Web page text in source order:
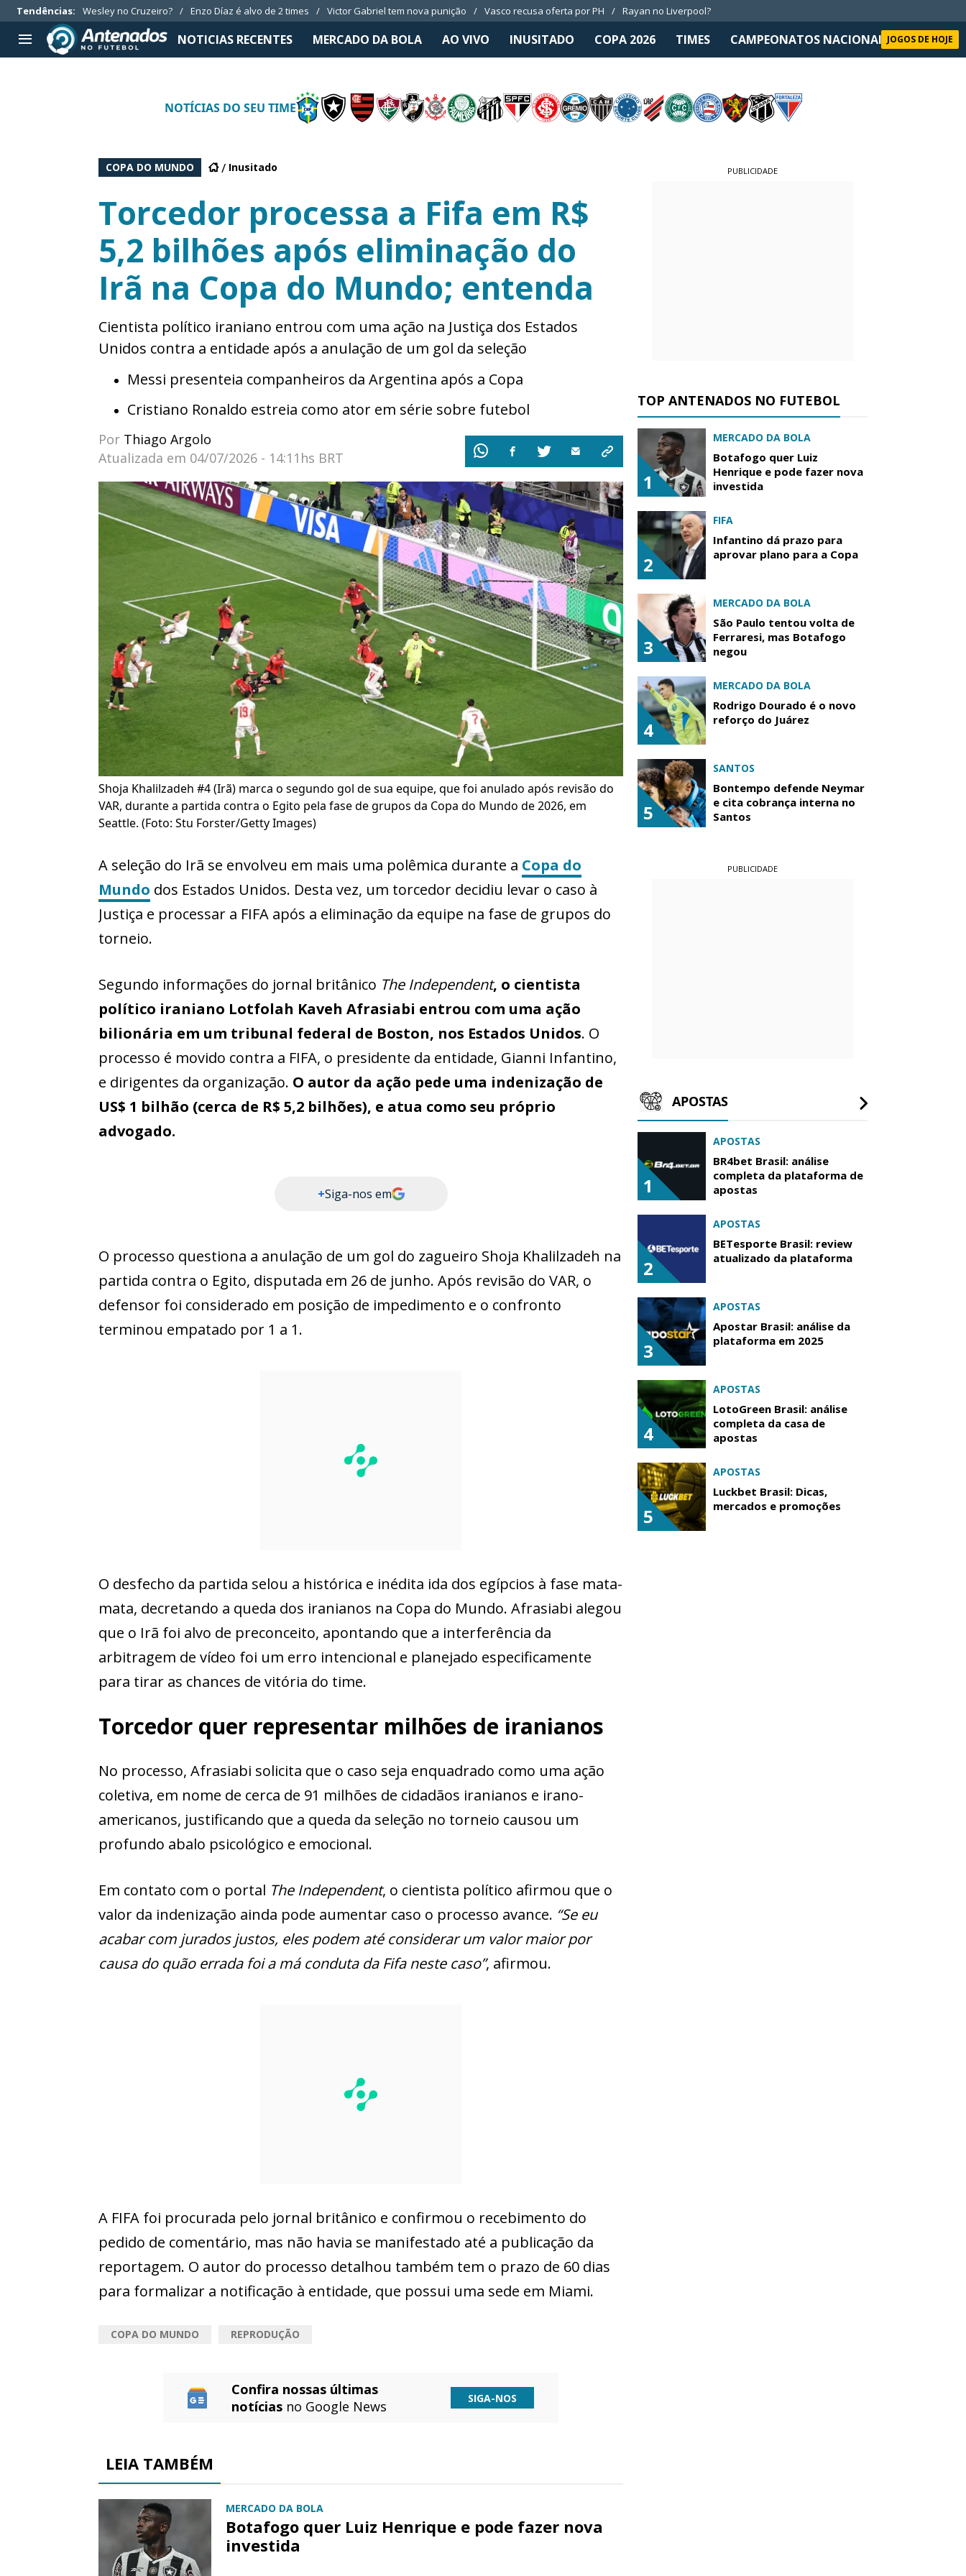
Tendências: Wesley no Cruzeiro? Enzo Díaz é alvo de 2 times Victor Gabriel tem nova punição Vasco recusa oferta por PH Rayan no Liverpool?
Notícias
Códigos
Aplicativos
NOTICIAS RECENTES MERCADO DA BOLA AO VIVO INUSITADO COPA 2026 TIMES CAMPEONATOS NACIONAIS SELEÇÃO
JOGOS DE HOJE
NOTÍCIAS DO SEU TIME
COPA DO MUNDO Inusitado
Torcedor processa a Fifa em R$
5,2 bilhões após eliminação do
Irã na Copa do Mundo; entenda
Cientista político iraniano entrou com uma ação na Justiça dos Estados
Unidos contra a entidade após a anulação de um gol da seleção
Messi presenteia companheiros da Argentina após a Copa
Cristiano Ronaldo estreia como ator em série sobre futebol
Por Thiago Argolo
Atualizada em 04/07/2026 - 14:11hs BRT
Shoja Khalilzadeh #4 (Irã) marca o segundo gol de sua equipe, que foi anulado após revisão do
VAR, durante a partida contra o Egito pela fase de grupos da Copa do Mundo de 2026, em
Seattle. (Foto: Stu Forster/Getty Images)
A seleção do Irã se envolveu em mais uma polêmica durante a Copa do
Mundo dos Estados Unidos. Desta vez, um torcedor decidiu levar o caso à
Justiça e processar a FIFA após a eliminação da equipe na fase de grupos do
torneio.
Segundo informações do jornal britânico The Independent, o cientista
político iraniano Lotfolah Kaveh Afrasiabi entrou com uma ação
bilionária em um tribunal federal de Boston, nos Estados Unidos. O
processo é movido contra a FIFA, o presidente da entidade, Gianni Infantino,
e dirigentes da organização. O autor da ação pede uma indenização de
US$ 1 bilhão (cerca de R$ 5,2 bilhões), e atua como seu próprio
advogado.
+Siga-nos em
O processo questiona a anulação de um gol do zagueiro Shoja Khalilzadeh na
partida contra o Egito, disputada em 26 de junho. Após revisão do VAR, o
defensor foi considerado em posição de impedimento e o confronto
terminou empatado por 1 a 1.
O desfecho da partida selou a histórica e inédita ida dos egípcios à fase mata-
mata, decretando a queda dos iranianos na Copa do Mundo. Afrasiabi alegou
que o Irã foi alvo de preconceito, apontando que a interferência da
arbitragem de vídeo foi um erro intencional e planejado especificamente
para tirar as chances de vitória do time.
Torcedor quer representar milhões de iranianos
No processo, Afrasiabi solicita que o caso seja enquadrado como uma ação
coletiva, em nome de cerca de 91 milhões de cidadãos iranianos e irano-
americanos, justificando que a queda da seleção no torneio causou um
profundo abalo psicológico e emocional.
Em contato com o portal The Independent, o cientista político afirmou que o
valor da indenização ainda pode aumentar caso o processo avance. “Se eu
acabar com jurados justos, eles podem até considerar um valor maior por
causa do quão errada foi a má conduta da Fifa neste caso”, afirmou.
A FIFA foi procurada pelo jornal britânico e confirmou o recebimento do
pedido de comentário, mas não havia se manifestado até a publicação da
reportagem. O autor do processo detalhou também tem o prazo de 60 dias
para formalizar a notificação à entidade, que possui uma sede em Miami.
COPA DO MUNDO REPRODUÇÃO
Confira nossas últimas
notícias no Google News SIGA-NOS
LEIA TAMBÉM
MERCADO DA BOLA
Botafogo quer Luiz Henrique e pode fazer nova
investida
PUBLICIDADE
TOP ANTENADOS NO FUTEBOL
1
MERCADO DA BOLA
Botafogo quer Luiz
Henrique e pode fazer nova
investida
2
FIFA
Infantino dá prazo para
aprovar plano para a Copa
3
MERCADO DA BOLA
São Paulo tentou volta de
Ferraresi, mas Botafogo
negou
4
MERCADO DA BOLA
Rodrigo Dourado é o novo
reforço do Juárez
5
SANTOS
Bontempo defende Neymar
e cita cobrança interna no
Santos
PUBLICIDADE
APOSTAS
1
APOSTAS
BR4bet Brasil: análise
completa da plataforma de
apostas
2
APOSTAS
BETesporte Brasil: review
atualizado da plataforma
3
APOSTAS
Apostar Brasil: análise da
plataforma em 2025
4
APOSTAS
LotoGreen Brasil: análise
completa da casa de
apostas
5
APOSTAS
Luckbet Brasil: Dicas,
mercados e promoções